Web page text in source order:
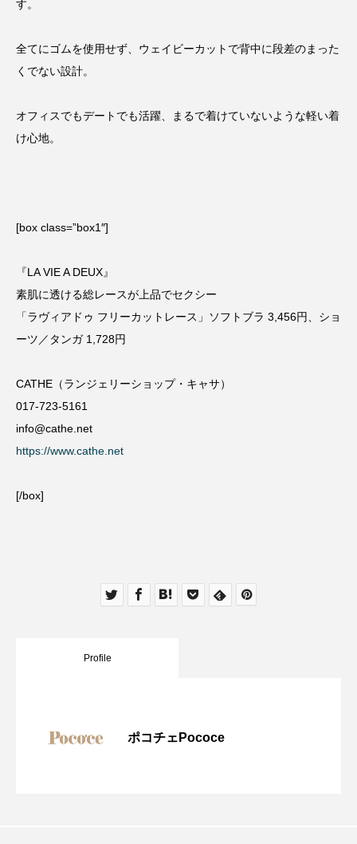
す。
全てにゴムを使用せず、ウェイビーカットで背中に段差のまった
くでない設計。
オフィスでもデートでも活躍、まるで着けていないような軽い着
け心地。
[box class=”box1″]
『LA VIE A DEUX』
素肌に透ける総レースが上品でセクシー
「ラヴィアドゥ フリーカットレース」ソフトブラ 3,456円、ショ
ーツ／タンガ 1,728円
CATHE（ランジェリーショップ・キャサ）
017-723-5161
info@cathe.net
https://www.cathe.net
[/box]
Profile
ポコチェPococe